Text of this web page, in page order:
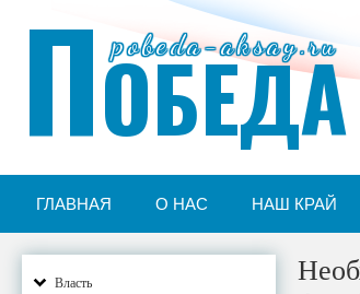
pobeda-aksay.ru
ПОБЕДА
ГЛАВНАЯ О НАС НАШ КРАЙ
Власть